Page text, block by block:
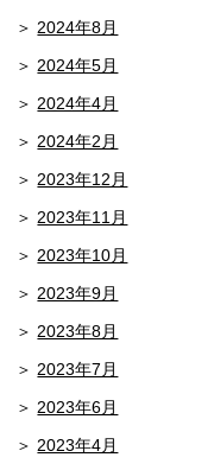
2024年8月
2024年5月
2024年4月
2024年2月
2023年12月
2023年11月
2023年10月
2023年9月
2023年8月
2023年7月
2023年6月
2023年4月